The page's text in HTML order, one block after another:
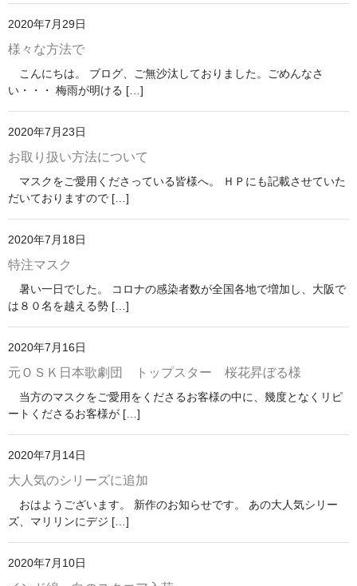
2020年7月29日
様々な方法で
こんにちは。 ブログ、ご無沙汰しておりました。ごめんなさ
い・・・ 梅雨が明ける […]
2020年7月23日
お取り扱い方法について
マスクをご愛用くださっている皆様へ。 ＨＰにも記載させていた
だいておりますので […]
2020年7月18日
特注マスク
暑い一日でした。 コロナの感染者数が全国各地で増加し、大阪で
は８０名を越える勢 […]
2020年7月16日
元ＯＳＫ日本歌劇団 トップスター 桜花昇ぼる様
当方のマスクをご愛用をくださるお客様の中に、幾度となくリピ
ートくださるお客様が […]
2020年7月14日
大人気のシリーズに追加
おはようございます。 新作のお知らせです。 あの大人気シリー
ズ、マリリンにデジ […]
2020年7月10日